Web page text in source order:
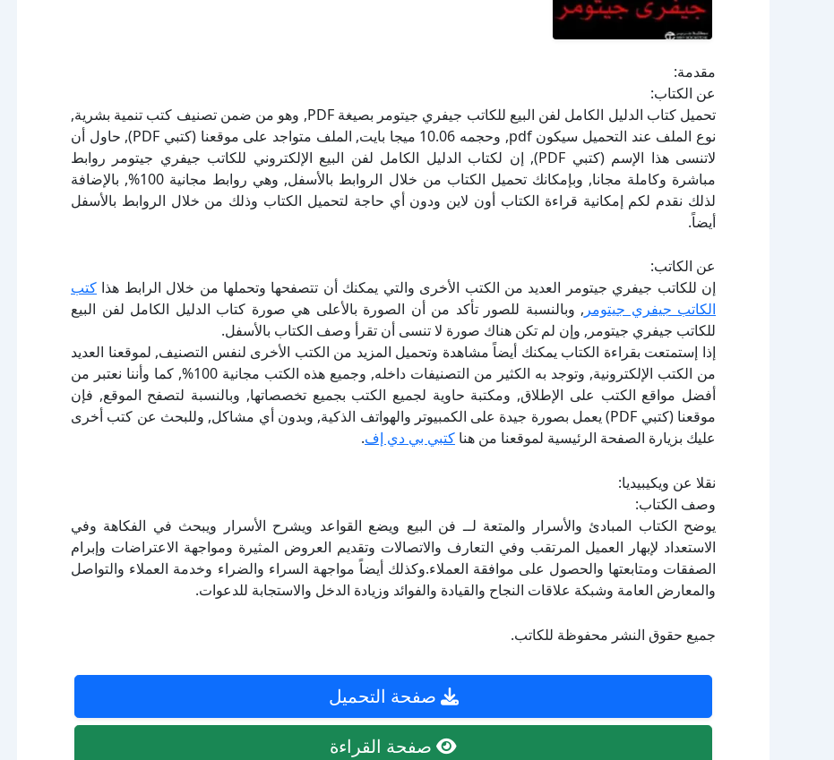
مقدمة:
عن الكتاب:
تحميل كتاب الدليل الكامل لفن البيع للكاتب جيفري جيتومر بصيغة PDF, وهو من ضمن تصنيف كتب تنمية بشرية,
نوع الملف عند التحميل سيكون pdf, وحجمه 10.06 ميجا بايت, الملف متواجد على موقعنا (كتبي PDF), حاول أن
لاتنسى هذا الإسم (كتبي PDF), إن لكتاب الدليل الكامل لفن البيع الإلكتروني للكاتب جيفري جيتومر روابط
مباشرة وكاملة مجانا, وبإمكانك تحميل الكتاب من خلال الروابط بالأسفل, وهي روابط مجانية 100%, بالإضافة
لذلك نقدم لكم إمكانية قراءة الكتاب أون لاين ودون أي حاجة لتحميل الكتاب وذلك من خلال الروابط بالأسفل
أيضاً.
عن الكاتب:
إن للكاتب جيفري جيتومر العديد من الكتب الأخرى والتي يمكنك أن تتصفحها وتحملها من خلال الرابط هذا كتب
الكاتب جيفري جيتومر , وبالنسبة للصور تأكد من أن الصورة بالأعلى هي صورة كتاب الدليل الكامل لفن البيع
للكاتب جيفري جيتومر, وإن لم تكن هناك صورة لا تنسى أن تقرأ وصف الكتاب بالأسفل.
إذا إستمتعت بقراءة الكتاب يمكنك أيضاً مشاهدة وتحميل المزيد من الكتب الأخرى لنفس التصنيف, لموقعنا العديد
من الكتب الإلكترونية, وتوجد به الكثير من التصنيفات داخله, وجميع هذه الكتب مجانية 100%, كما وأننا نعتبر من
أفضل مواقع الكتب على الإطلاق, ومكتبة حاوية لجميع الكتب بجميع تخصصاتها, وبالنسبة لتصفح الموقع, فإن
موقعنا (كتبي PDF) يعمل بصورة جيدة على الكمبيوتر والهواتف الذكية, وبدون أي مشاكل, وللبحث عن كتب أخرى
عليك بزيارة الصفحة الرئيسية لموقعنا من هنا كتبي بي دي إف.
نقلا عن ويكيبيديا:
وصف الكتاب:
يوضح الكتاب المبادئ والأسرار والمتعة لــ فن البيع ويضع القواعد ويشرح الأسرار ويبحث في الفكاهة وفي
الاستعداد لإبهار العميل المرتقب وفي التعارف والاتصالات وتقديم العروض المثيرة ومواجهة الاعتراضات وإبرام
الصفقات ومتابعتها والحصول على موافقة العملاء.وكذلك أيضاً مواجهة السراء والضراء وخدمة العملاء والتواصل
والمعارض العامة وشبكة علاقات النجاح والقيادة والفوائد وزيادة الدخل والاستجابة للدعوات.
جميع حقوق النشر محفوظة للكاتب.
صفحة التحميل
صفحة القراءة